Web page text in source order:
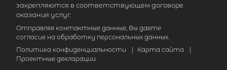
закрепляются в соответствующем договоре
оказания услуг.
Отправляя контактные данные, Вы даете
согласие на обработку персональных данных.
Политика конфиденциальности
Карта сайта
Проектные декларации